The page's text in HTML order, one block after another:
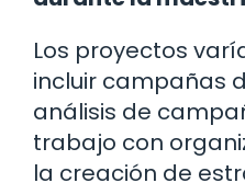
Los proyectos
incluir campañas
análisis de
trabajo con
la creación de